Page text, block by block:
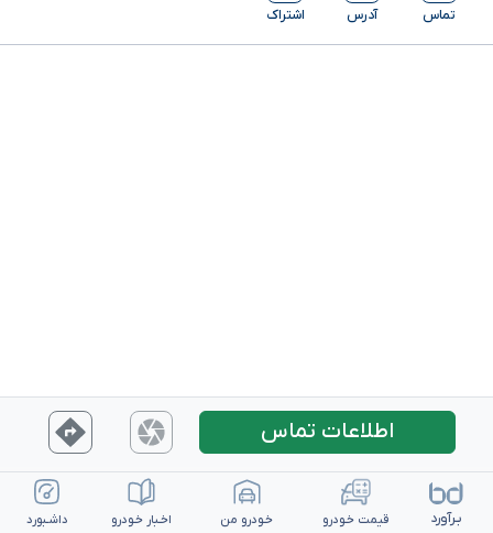
تماس آدرس اشتراک
اطلاعات تماس
بـرآورد قیمت خـودرو خـودرو من اخـبار خـودرو داشـبورد